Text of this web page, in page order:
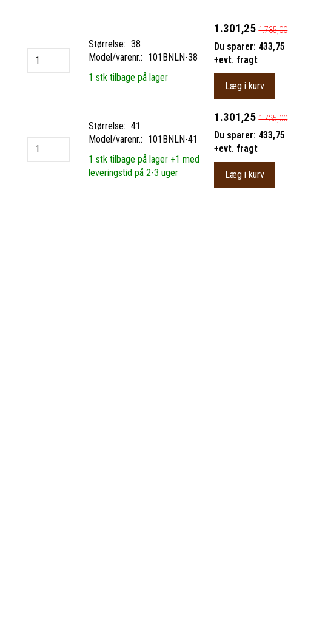
Størrelse: 38
Model/varenr.: 101BNLN-38
1 stk tilbage på lager
1.301,25 1.735,00
Du sparer: 433,75
+evt. fragt
Læg i kurv
Størrelse: 41
Model/varenr.: 101BNLN-41
1 stk tilbage på lager +1 med
leveringstid på 2-3 uger
1.301,25 1.735,00
Du sparer: 433,75
+evt. fragt
Læg i kurv